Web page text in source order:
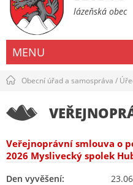
lázeňská obec
MENU
Obecní úřad a samospráva /
Veřejnoprávní smlouva o
2026 Myslivecký spolek
Den vyvěšení: